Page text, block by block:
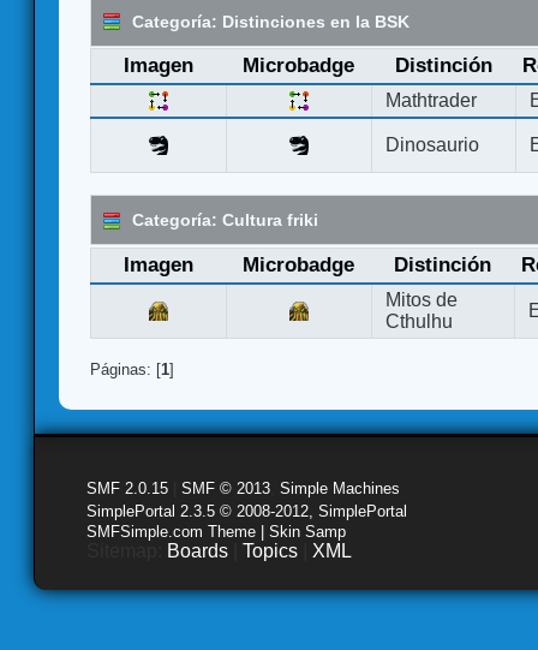
Categoría: Distinciones en la BSK
Imagen Microbadge Distinción
Mathtrader
Dinosaurio
Categoría: Cultura friki
Imagen Microbadge Distinción
Mitos de
Cthulhu
Páginas: [1]
SMF 2.0.15 SMF © 2013 Simple Machines
SimplePortal 2.3.5 © 2008-2012, SimplePortal
SMFSimple.com Theme | Skin Samp
Boards Topics XML